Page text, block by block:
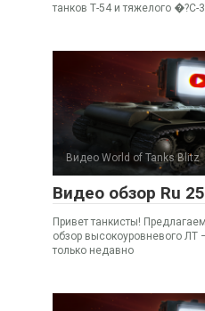
танков Т-54 и тяжелого �?С-
Видео World of Tanks Blitz
Видео обзор Ru
Привет танкисты!
обзор высокоуровневого
только недавно